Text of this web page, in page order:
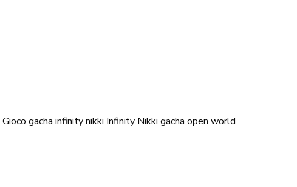
Gioco gacha infinity nikki Infinity Nikki gacha open world